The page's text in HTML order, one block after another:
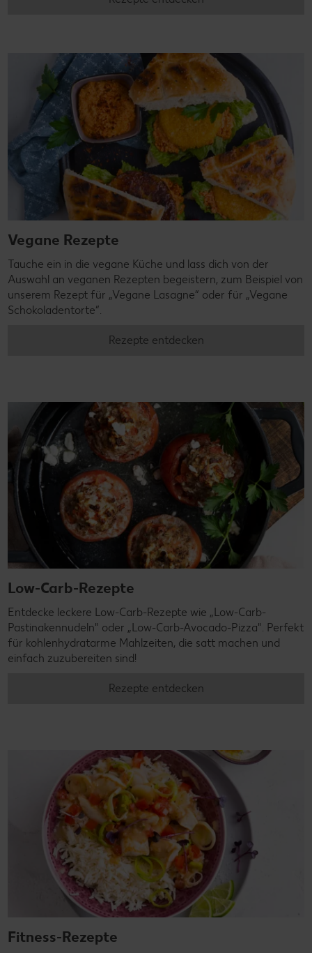
Vegane Rezepte
Tauche ein in die vegane Küche und lass dich von der
Auswahl an veganen Rezepten begeistern, zum Beispiel von
unserem Rezept für „Vegane Lasagne“ oder für „Vegane
Schokoladentorte“.
Rezepte entdecken
Low-Carb-Rezepte
Entdecke leckere Low-Carb-Rezepte wie „Low-Carb-
Pastinakennudeln" oder „Low-Carb-Avocado-Pizza". Perfekt
für kohlenhydratarme Mahlzeiten, die satt machen und
einfach zuzubereiten sind!
Rezepte entdecken
Fitness-Rezepte